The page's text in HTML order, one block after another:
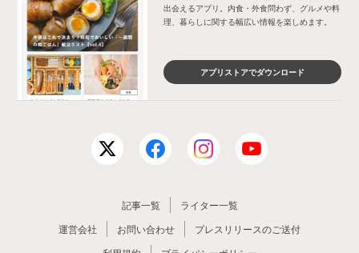
出会えるアプリ。内食・外食問わず、グルメや料
理、暮らしに関する幅広い情報を楽しめます。
アプリストアでダウンロード
記事一覧
ライター一覧
運営会社
お問い合わせ
プレスリリースのご送付